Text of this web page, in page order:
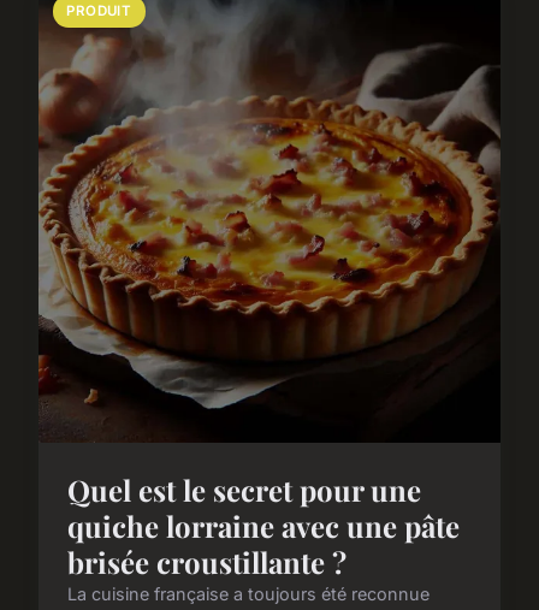
PRODUIT
Quel est le secret pour une
quiche lorraine avec une pâte
brisée croustillante ?
La cuisine française a toujours été reconnue